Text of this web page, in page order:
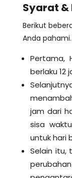
Syarat &
Berikut
Anda pahami.
Pertama,
berlaku 12
jam dari
sisa
untuk hari
Selain itu,